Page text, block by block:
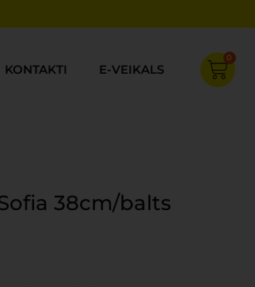
KONTAKTI E-VEIKALS
0
Cart
38cm/balts